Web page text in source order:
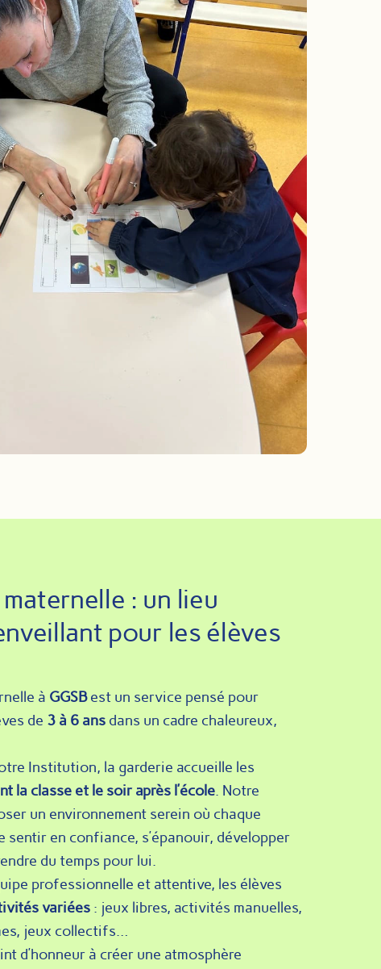
: un lieu
pour les élèves
à GGSBest un service pensé pour
de 3 à 6 ansdans un cadre chaleureux,
Institution, la garderie accueille les
la classe et le soir après l’école. Notre
un environnement serein où chaque
sentir en confiance, s’épanouir, développer
du temps pour lui.
professionnelle et attentive, les élèves
variées: jeux libres, activités manuelles,
jeux collectifs…
d’honneur à créer une atmosphère